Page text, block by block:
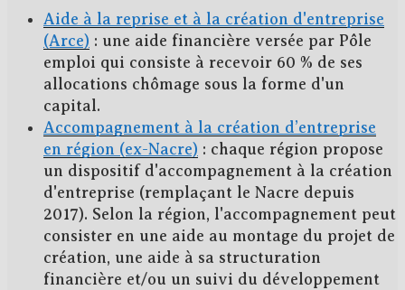
Aide à la reprise et à la création d'entreprise
(Arce) : une aide financière versée par Pôle
emploi qui consiste à recevoir 60 % de ses
allocations chômage sous la forme d'un
capital.
Accompagnement à la création d’entreprise
en région (ex-Nacre) : chaque région propose
un dispositif d'accompagnement à la création
d'entreprise (remplaçant le Nacre depuis
2017). Selon la région, l'accompagnement peut
consister en une aide au montage du projet de
création, une aide à sa structuration
financière et/ou un suivi du développement